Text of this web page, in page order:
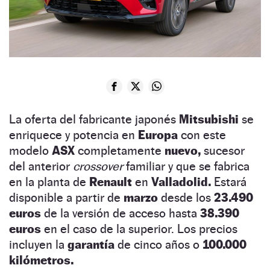
La oferta del fabricante japonés Mitsubishi se
enriquece y potencia en Europa con este
modelo ASX completamente nuevo, sucesor
del anterior crossoverfamiliar y que se fabrica
en la planta de Renault en Valladolid. Estará
disponible a partir de marzo desde los 23.490
euros de la versión de acceso hasta 38.390
euros en el caso de la superior. Los precios
incluyen la garantía de cinco años o 100.000
kilómetros.